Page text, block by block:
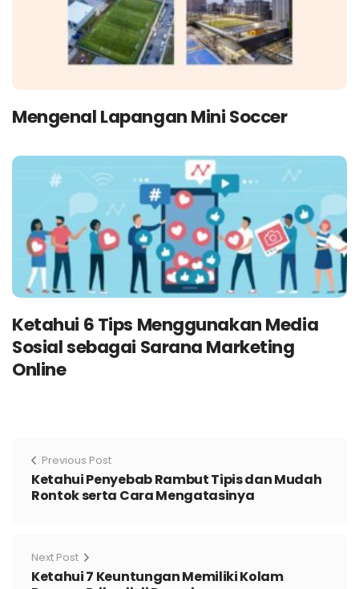
Mengenal Lapangan Mini Soccer
Ketahui 6 Tips Menggunakan Media
Sosial sebagai Sarana Marketing
Online
Previous Post
Ketahui Penyebab Rambut Tipis dan Mudah
Rontok serta Cara Mengatasinya
Next Post
Ketahui 7 Keuntungan Memiliki Kolam